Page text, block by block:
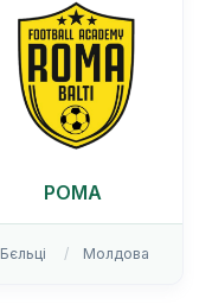
РОМА
Бєльці Молдова